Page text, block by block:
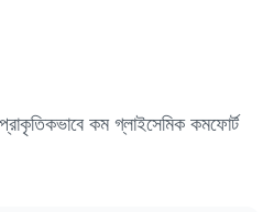
প্রাকৃতিকভাবে কম গ্লাইসেমিক কমফোর্ট